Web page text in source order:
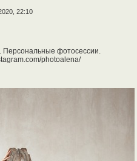
22:10
Персональные фотосессии.
photoalena/